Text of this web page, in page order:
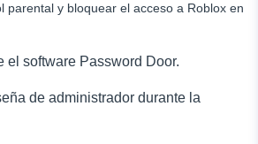
parental y bloquear el acceso a Roblox en
el software Password Door.
de administrador durante la